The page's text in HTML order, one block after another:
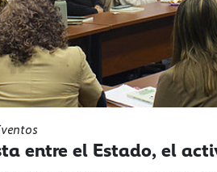
entre el Estado, el